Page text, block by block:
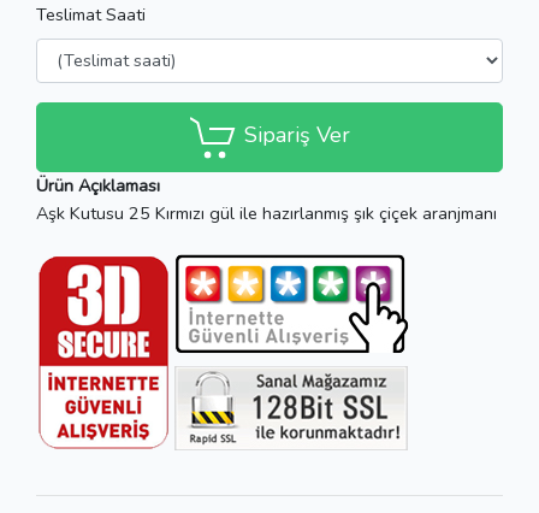
Teslimat Saati
Sipariş Ver
Ürün Açıklaması
Aşk Kutusu 25 Kırmızı gül ile hazırlanmış şık çiçek aranjmanı